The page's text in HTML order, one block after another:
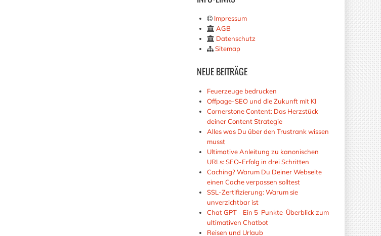
Impressum
AGB
Datenschutz
Sitemap
NEUEBEITRÄGE
Feuerzeuge bedrucken
Offpage-SEO und die Zukunft mit KI
Cornerstone Content: Das Herzstück
deiner Content Strategie
Alles was Du über den Trustrank wissen
musst
Ultimative Anleitung zu kanonischen
URLs: SEO-Erfolg in drei Schritten
Caching? Warum Du Deiner Webseite
einen Cache verpassen solltest
SSL-Zertifizierung: Warum sie
unverzichtbar ist
Chat GPT - Ein 5-Punkte-Überblick zum
ultimativen Chatbot
Reisen und Urlaub